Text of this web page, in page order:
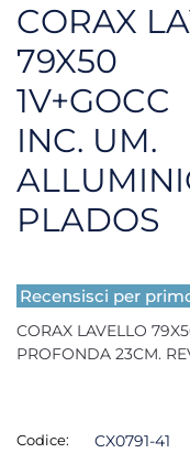
CORAX
79X50
1V+GOCC
INC. UM.
PLADOS
Recensisci per
CORAX LAVELLO
PROFONDA 23CM.
Codice: CX0791-41